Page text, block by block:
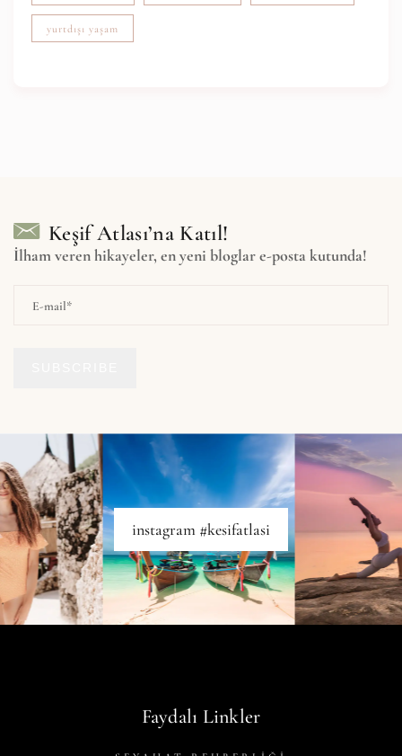
yurtdışı yaşam
Keşif Atlası’na Katıl!
İlham veren hikayeler, en yeni bloglar e-posta kutunda!
instagram #kesifatlasi
Faydalı Linkler